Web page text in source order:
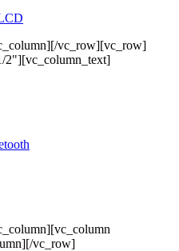
vc_row][vc_row]
2"][vc_column_text]
vc_row]